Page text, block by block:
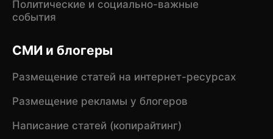
Политические и социально-важные
события
СМИ и блогеры
Размещение статей на интернет-ресурсах
Размещение рекламы у блогеров
Написание статей (копирайтинг)